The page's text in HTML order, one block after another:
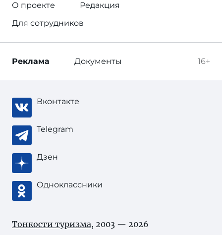
О проекте
Редакция
Для сотрудников
16+
Реклама Документы
Вконтакте
Telegram
Дзен
Одноклассники
Тонкости туризма, 2003 — 2026